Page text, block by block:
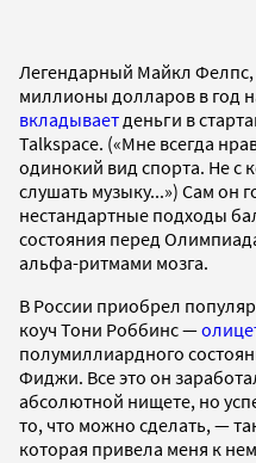
Легендарный Майкл
миллионы долларов в год
вкладываетденьги в
Talkspace. («Мне всегда
одинокий вид спорта. Не с
слушать музыку...») Сам он
нестандартные подходы
состояния перед
альфа-ритмами мозга.
В России приобрел
коуч Тони Роббинс —
полумиллиардного
Фиджи. Все это он
абсолютной нищете, но
то, что можно сделать, —
которая привела меня к